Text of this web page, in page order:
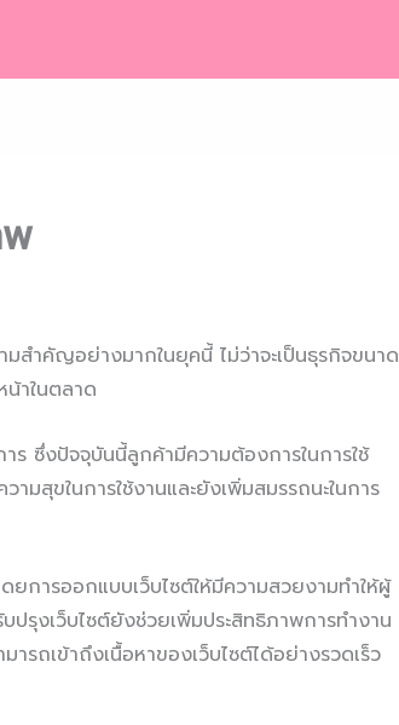
สำคัญอย่างมากในยุคนี้ ไม่ว่าจะเป็นธุรกิจขนาด
น้าในตลาด
ซึ่งปัจจุบันนี้ลูกค้ามีความต้องการในการใช้
ามสุขในการใช้งานและยังเพิ่มสมรรถนะในการ
ยการออกแบบเว็บไซต์ให้มีความสวยงามทำให้ผู้
รุงเว็บไซต์ยังช่วยเพิ่มประสิทธิภาพการทำงาน
ารถเข้าถึงเนื้อหาของเว็บไซต์ได้อย่างรวดเร็ว